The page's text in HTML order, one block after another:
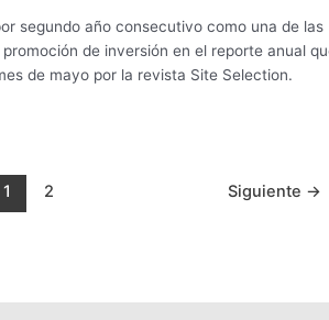
segundo año consecutivo como una de las
de inversión en el reporte anual
de mayo por la revista Site Selection.
1 2 Siguiente →